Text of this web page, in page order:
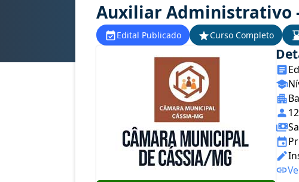
Auxiliar Administrativo
Edital Publicado Curso Completo